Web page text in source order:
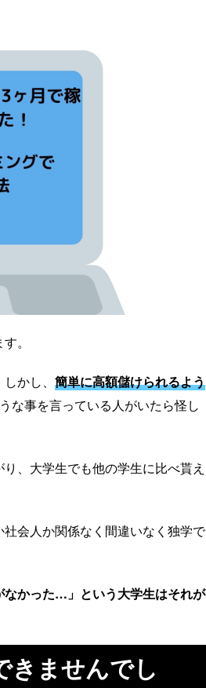
。
かし、 簡単に高額儲けられるよう
な事を言っている人がいたら怪し
、大学生でも他の学生に比べ貰え
会人か関係なく間違いなく独学で
なかった…」という大学生はそれが
きませんでし